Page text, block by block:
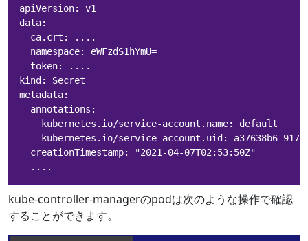
apiVersion: v1
data:
  ca.crt: ....
  namespace: eWFzdS1hYmU=
  token: ....
kind: Secret
metadata:
  annotations:
    kubernetes.io/service-account.name: default
kubernetes.io/service-account.uid: a37638b6-
  creationTimestamp: "2021-04-07T02:53:50Z"
  ....
kube-controller-managerのpodは次のような操作で確認
することができます。